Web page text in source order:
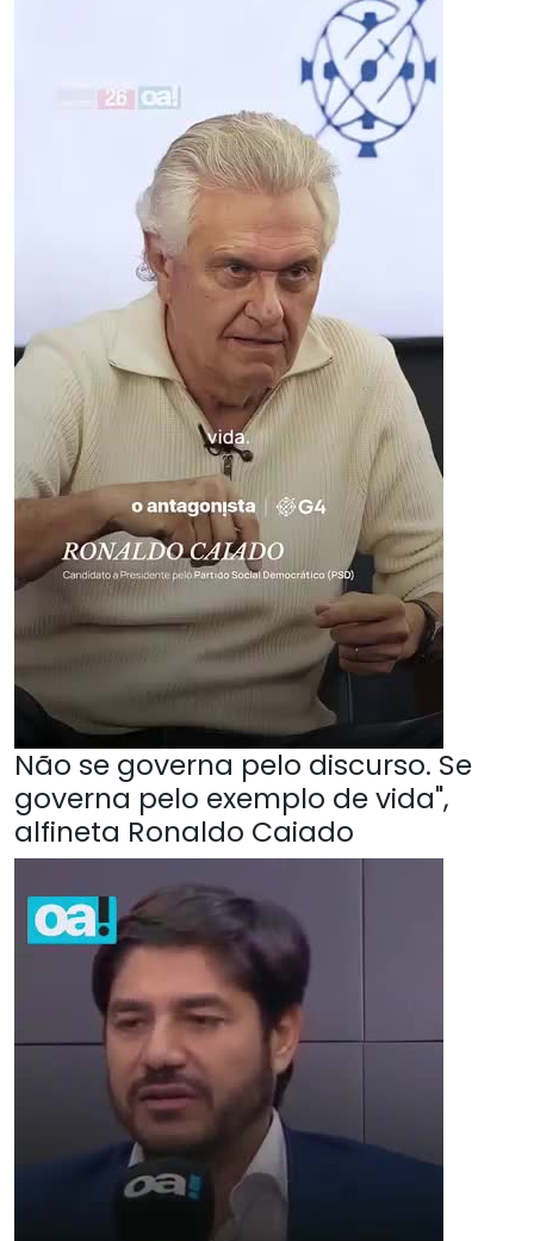
Não se governa pelo discurso. Se
governa pelo exemplo de vida",
alfineta Ronaldo Caiado